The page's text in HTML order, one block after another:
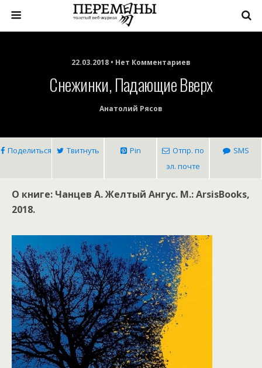
22.03.2018 • Нет Комментариев
Снежинки, Падающие Вверх
Анатолий Рясов
Поделиться Твитнуть Pin
Отпр. по
эл. почте
SMS
О книге: Чанцев А. Желтый Ангус. М.: ArsisBooks,
2018.